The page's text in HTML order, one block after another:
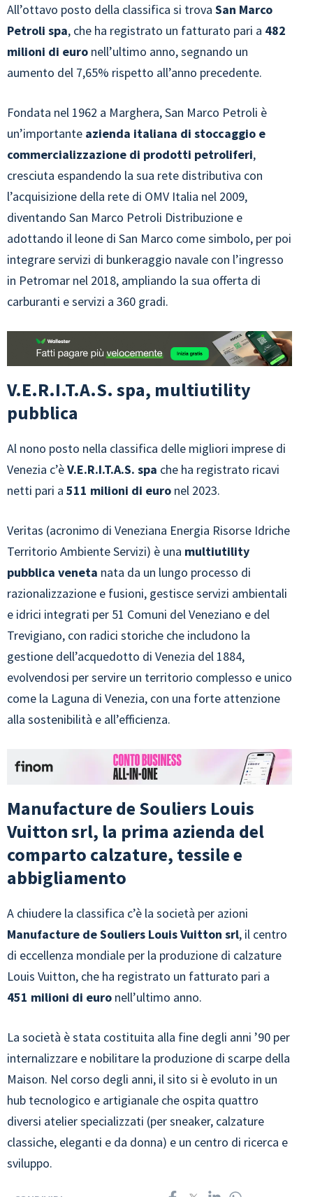
All’ottavo posto della classifica si trova San Marco
Petroli spa, che ha registrato un fatturato pari a 482
milioni di euro nell’ultimo anno, segnando un
aumento del 7,65% rispetto all’anno precedente.
Fondata nel 1962 a Marghera, San Marco Petroli è
un’importante azienda italiana di stoccaggio e
commercializzazione di prodotti petroliferi,
cresciuta espandendo la sua rete distributiva con
l’acquisizione della rete di OMV Italia nel 2009,
diventando San Marco Petroli Distribuzione e
adottando il leone di San Marco come simbolo, per poi
integrare servizi di bunkeraggio navale con l’ingresso
in Petromar nel 2018, ampliando la sua offerta di
carburanti e servizi a 360 gradi.
V.E.R.I.T.A.S. spa, multiutility
pubblica
Al nono posto nella classifica delle migliori imprese di
Venezia c’èV.E.R.I.T.A.S. spa che ha registrato ricavi
netti pari a 511 milioni di euro nel 2023.
Veritas (acronimo di Veneziana Energia Risorse Idriche
Territorio Ambiente Servizi) è una multiutility
pubblica veneta nata da un lungo processo di
razionalizzazione e fusioni, gestisce servizi ambientali
e idrici integrati per 51 Comuni del Veneziano e del
Trevigiano, con radici storiche che includono la
gestione dell’acquedotto di Venezia del 1884,
evolvendosi per servire un territorio complesso e unico
come la Laguna di Venezia, con una forte attenzione
alla sostenibilità e all’efficienza.
Manufacture de Souliers Louis
Vuitton srl, la prima azienda del
comparto calzature, tessile e
abbigliamento
A chiudere la classifica c’è la società per azioni
Manufacture de Souliers Louis Vuitton srl, il centro
di eccellenza mondiale per la produzione di calzature
Louis Vuitton, che ha registrato un fatturato pari a
451 milioni di euro nell’ultimo anno.
La società è stata costituita alla fine degli anni ’90 per
internalizzare e nobilitare la produzione di scarpe della
Maison. Nel corso degli anni, il sito si è evoluto in un
hub tecnologico e artigianale che ospita quattro
diversi atelier specializzati (per sneaker, calzature
classiche, eleganti e da donna) e un centro di ricerca e
sviluppo.